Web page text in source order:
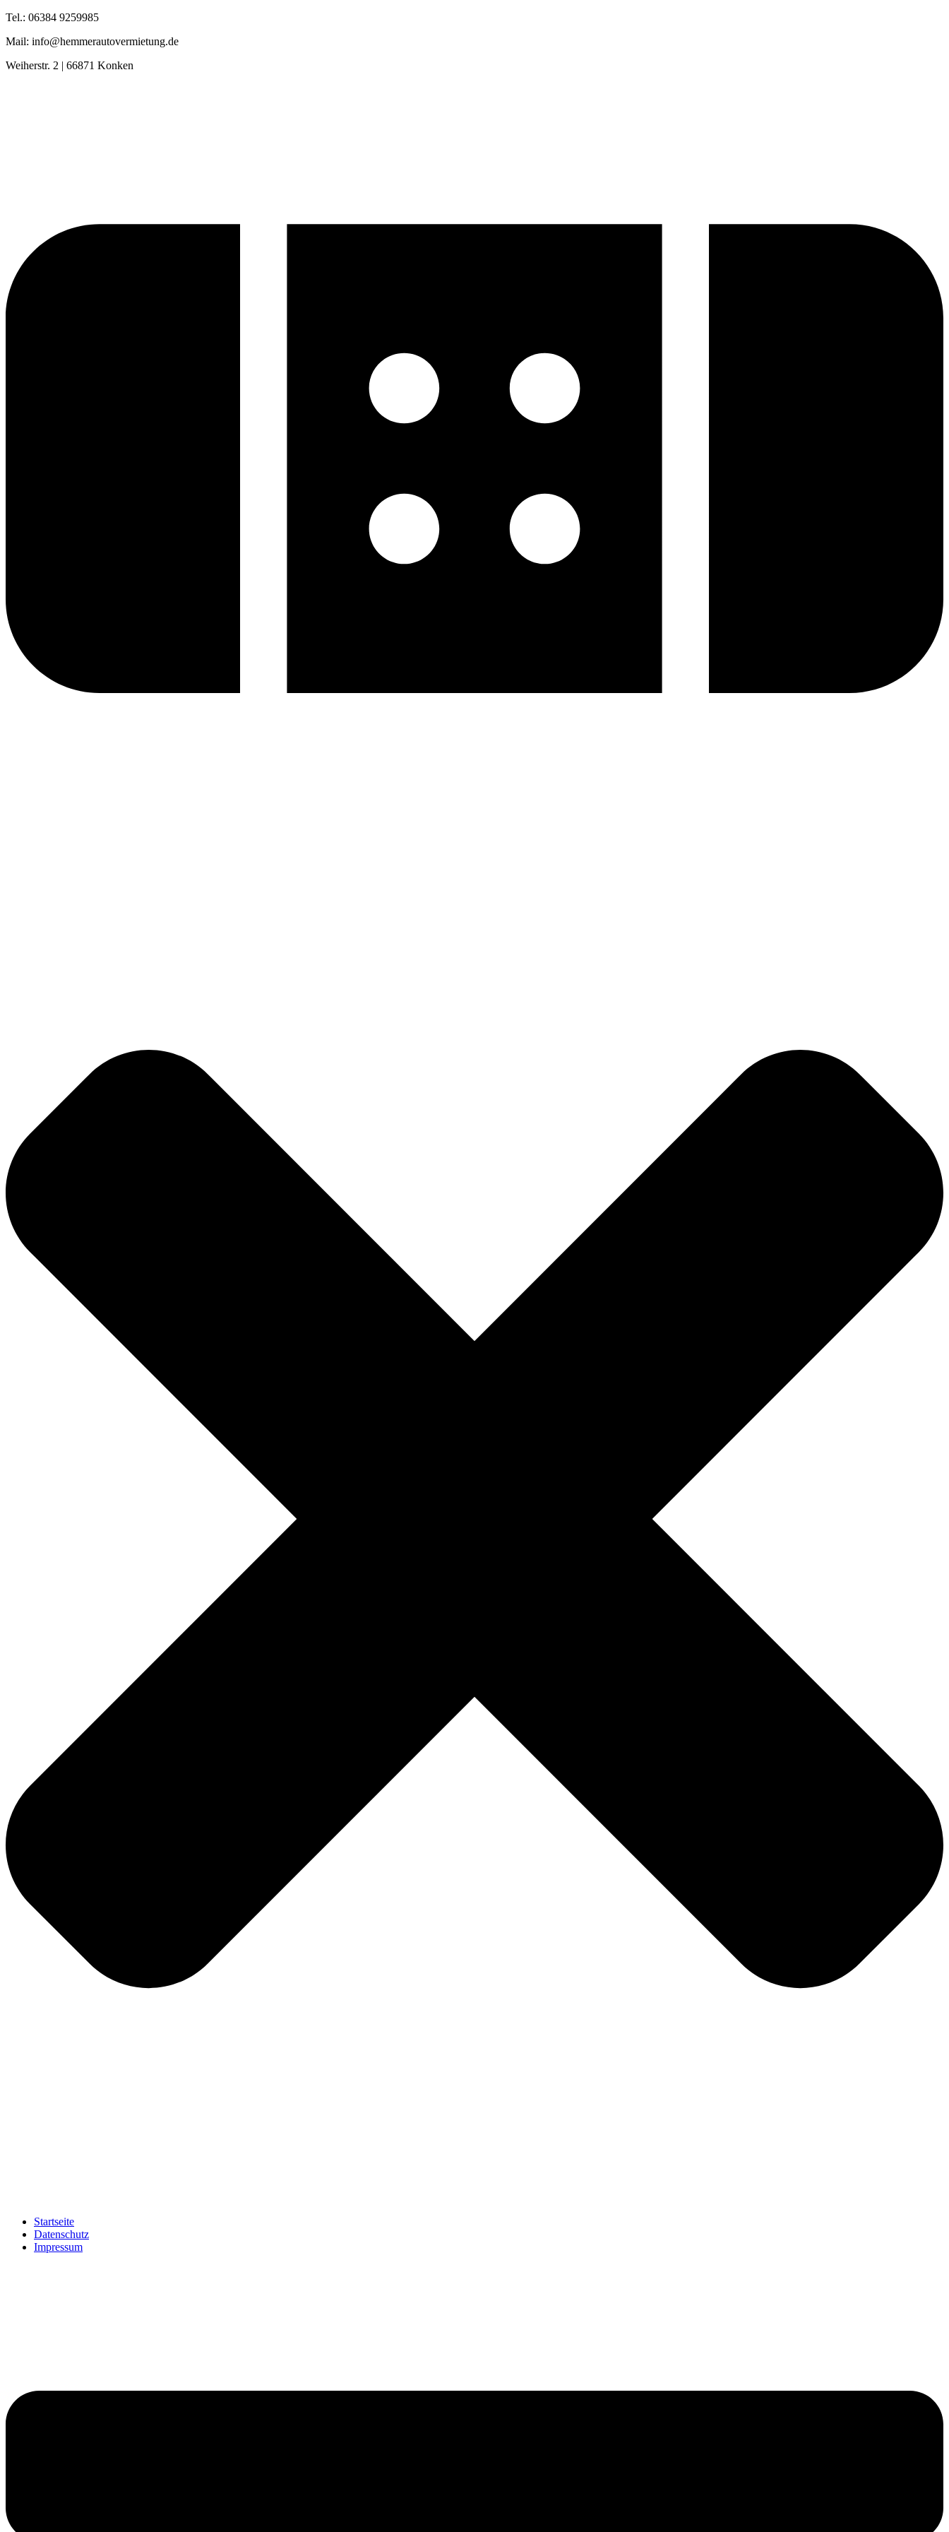
Tel.: 06384 9259985
Mail: info@hemmerautovermietung.de
Weiherstr. 2 | 66871 Konken
Startseite
Datenschutz
Impressum